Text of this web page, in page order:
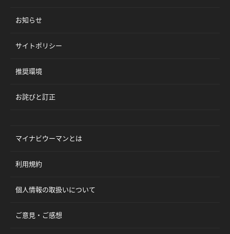
お知らせ
サイトポリシー
推奨環境
お詫びと訂正
マイナビウーマンとは
利用規約
個人情報の取扱いについて
ご意見・ご感想